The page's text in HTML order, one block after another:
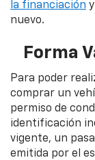
la financiación
nuevo.
Forma
Para poder
comprar un
permiso de
identificación
vigente, un
emitida por el